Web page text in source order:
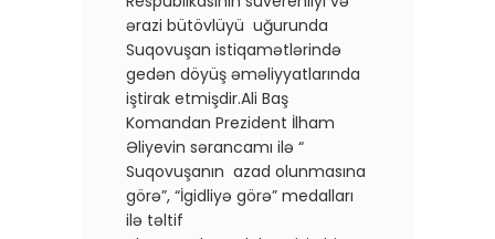
ərazi bütövlüyü uğurunda
Suqovuşan istiqamətlərində
gedən döyüş əməliyyatlarında
iştirak etmişdir.Ali Baş
Komandan Prezident İlham
Əliyevin sərancamı ilə “
Suqovuşanın azad olunmasına
görə”, “İgidliyə görə” medalları
ilə təltif